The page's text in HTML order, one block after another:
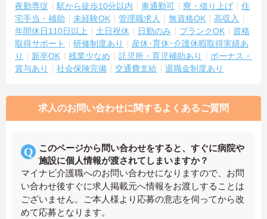
夜勤専従 駅から徒歩10分以内 車通勤可 寮・借り上げ
住
宅手当・補助
未経験OK 管理職求人 無資格OK
高収入
年間休日110日以上
土日祝休 日勤のみ ブランクOK
資格
取得サポート
研修制度あり
産休･育休･介護休暇取得実績あ
り
新卒OK 残業少なめ 託児所・育児補助あり
ボーナス・
賞与あり
社会保険完備 交通費支給 退職金制度あり
求人のお問い合わせに関するよくあるご質問
このページから問い合わせをすると、すぐに病院や
施設に個人情報が渡されてしまいますか？
マイナビ介護職へのお問い合わせになりますので、お問
い合わせ後すぐに求人掲載元へ情報をお渡しすることは
ございません。ご本人様より応募の意志を伺ってから改
めて応募となります。